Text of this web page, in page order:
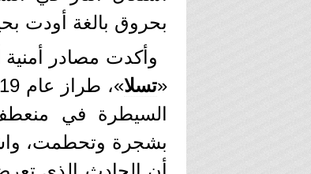
بحروق بالغة أودت
وأكدت مصادر أمنية
«تسلا
السيطرة في
بشجرة وتحطمت،